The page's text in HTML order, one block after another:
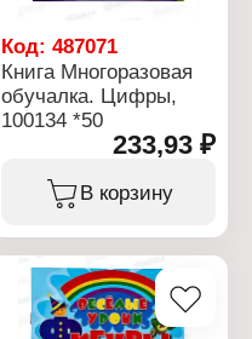
Код:487071
Книга Многоразовая
обучалка. Цифры,
100134 *50
233,93 ₽
В корзину